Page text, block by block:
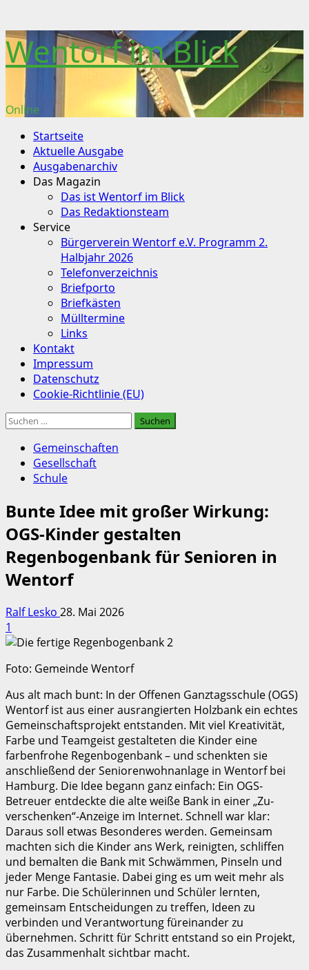
Skip
to
content
Wentorf im Blick
Online
Primary
Menu
Startseite
Aktuelle Ausgabe
Ausgabenarchiv
Das Magazin
Das ist Wentorf im Blick
Das Redaktionsteam
Service
Bürgerverein Wentorf e.V. Programm 2.
Halbjahr 2026
Telefonverzeichnis
Briefporto
Briefkästen
Mülltermine
Links
Kontakt
Impressum
Datenschutz
Cookie-Richtlinie (EU)
Suchen
Gemeinschaften
Gesellschaft
Schule
Bunte Idee mit großer Wirkung:
OGS-Kinder gestalten
Regenbogenbank für Senioren in
Wentorf
Ralf Lesko 28. Mai 2026
1
Foto: Gemeinde Wentorf
Aus alt mach bunt: In der Offenen Ganztagsschule (OGS)
Wentorf ist aus einer ausrangierten Holzbank ein echtes
Gemeinschaftsprojekt entstanden. Mit viel Kreativität,
Farbe und Teamgeist gestalteten die Kinder eine
farbenfrohe Regenbogenbank – und schenkten sie
anschließend der Seniorenwohnanlage in Wentorf bei
Hamburg. Die Idee begann ganz einfach: Ein OGS-
Betreuer entdeckte die alte weiße Bank in einer „Zu-
verschenken“-Anzeige im Internet. Schnell war klar:
Daraus soll etwas Besonderes werden. Gemeinsam
machten sich die Kinder ans Werk, reinigten, schliffen
und bemalten die Bank mit Schwämmen, Pinseln und
jeder Menge Fantasie. Dabei ging es um weit mehr als
nur Farbe. Die Schülerinnen und Schüler lernten,
gemeinsam Entscheidungen zu treffen, Ideen zu
verbinden und Verantwortung füreinander zu
übernehmen. Schritt für Schritt entstand so ein Projekt,
das Zusammenhalt sichtbar macht.